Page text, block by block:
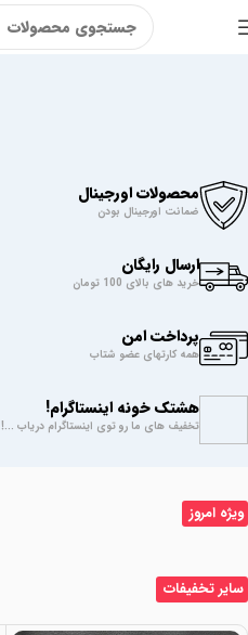
محصولات اورجینال
ضمانت اورجینال بودن
ارسال رایگان
خرید های بالای 100 تومان
پرداخت امن
همه کارتهای عضو شتاب
هشتک خونه اینستاگرام!
تخفیف های ما رو توی اینستاگرام دریاب ...!
ویژه امروز
سایر تخفیفات